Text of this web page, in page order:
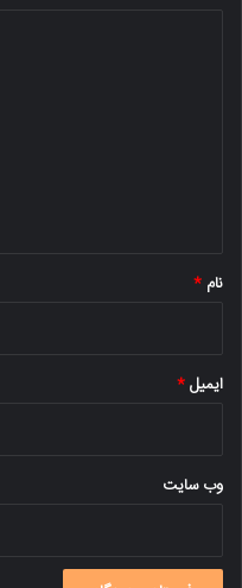
نام *
ایمیل*
وب‌ سایت